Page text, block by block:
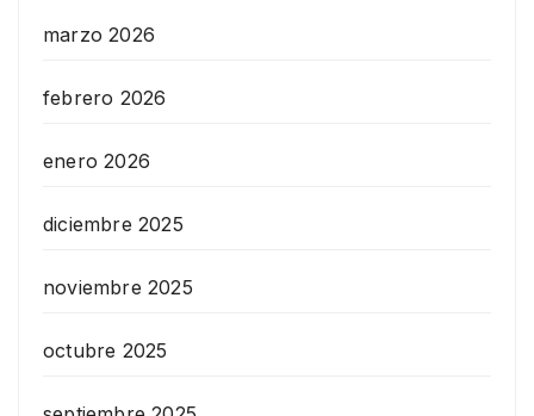
marzo 2026
febrero 2026
enero 2026
diciembre 2025
noviembre 2025
octubre 2025